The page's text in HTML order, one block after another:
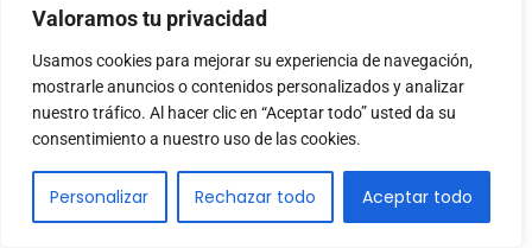
Valoramos tu privacidad
Usamos cookies para mejorar su experiencia de navegación,
mostrarle anuncios o contenidos personalizados y analizar
nuestro tráfico. Al hacer clic en “Aceptar todo” usted da su
consentimiento a nuestro uso de las cookies.
Personalizar Rechazar todo Aceptar todo
Potencia tu sonido con un
amplificador que hará vibrar cada
nota